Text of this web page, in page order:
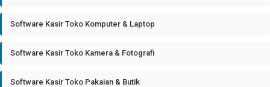
Software Kasir Toko Komputer & Laptop
Software Kasir Toko Kamera & Fotografi
Software Kasir Toko Pakaian & Butik